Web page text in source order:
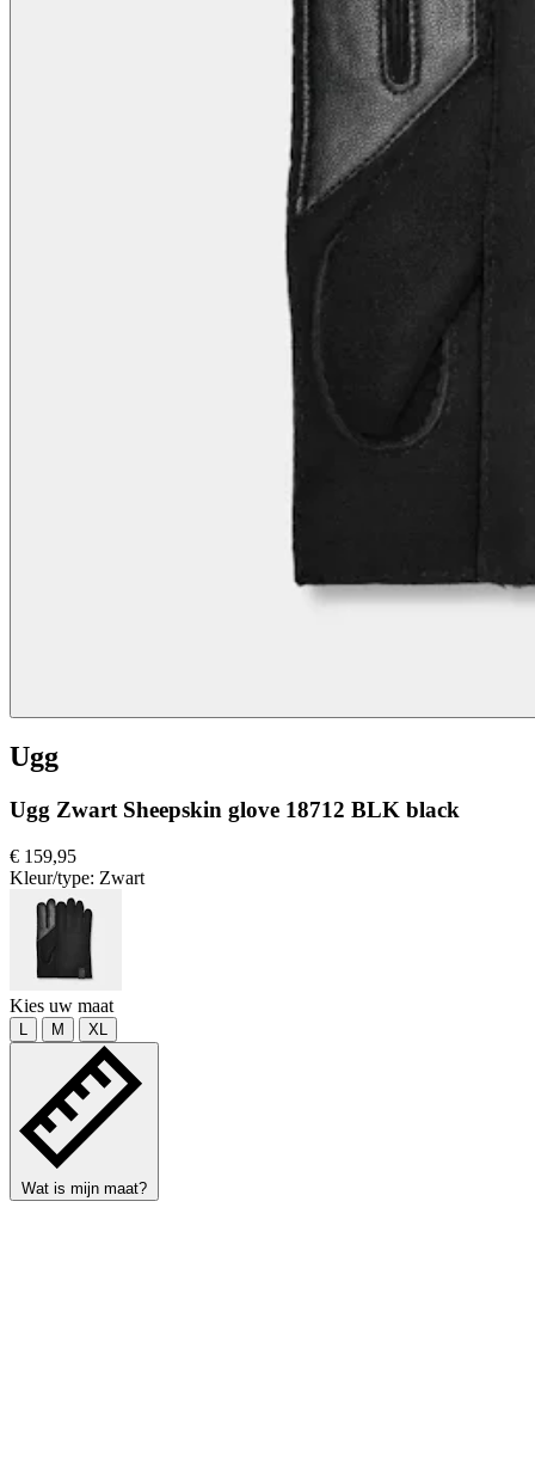
Ugg
Ugg Zwart Sheepskin glove 18712 BLK black
€ 159,95
Kleur/type: Zwart
Kies uw maat
L M XL
Wat is mijn maat?